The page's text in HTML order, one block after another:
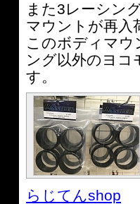
また3レーシン
マウントが再入
このボディマウ
ング以外のヨコ
す。
らじてんshop